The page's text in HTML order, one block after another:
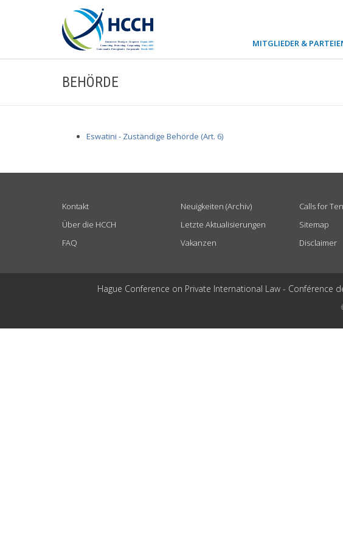
MITGLIEDER &
BEHÖRDE
Eswatini - Zuständige Behörde (Art. 6)
Kontakt
Über die HCCH
FAQ
Neuigkeiten (Archiv)
Letzte Aktualisierungen
Vakanzen
Calls for
Sitemap
Disclaimer
Hague Conference on Private International Law - Conférence